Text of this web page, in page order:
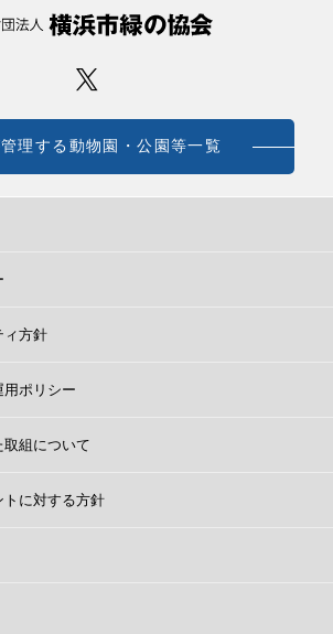
理する動物園・公園等一覧
ィ方針
用ポリシー
取組について
トに対する方針